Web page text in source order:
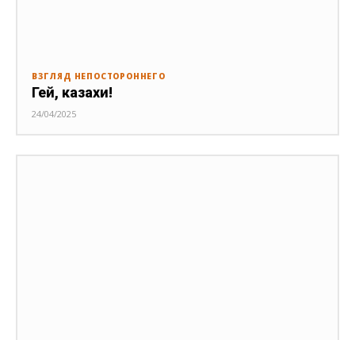
ВЗГЛЯД НЕПОСТОРОННЕГО
Гей, казахи!
24/04/2025